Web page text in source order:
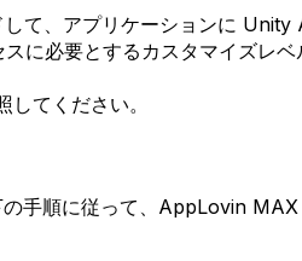
て、アプリケーションに Unity
に必要とするカスタマイズレ
てください。
手順に従って、AppLovin